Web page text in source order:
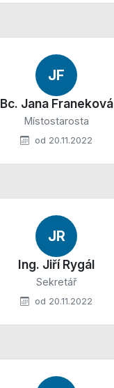
JF
Bc. Jana Franeková
Místostarosta
od 20.11.2022
JR
Ing. Jiří Rygál
Sekretář
od 20.11.2022